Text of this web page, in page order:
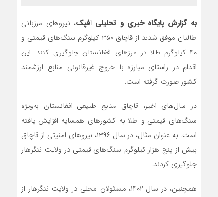
به گزارش پایگاه خبری و تحلیلی افپک، نیروهای مرزبانی
طالبان موفق شدند از قاچاق ۳۵۰ کیلوگرم سنگ‌های قیمتی و
۴۰ کیلوگرم طلا در مرزهای افغانستان جلوگیری کنند. این
اقدام در راستای مبارزه با خروج غیرقانونی منابع ارزشمند
کشور صورت گرفته است.
در سال‌های اخیر، قاچاق منابع طبیعی افغانستان به‌ویژه
سنگ‌های قیمتی و طلا به کشورهای همسایه افزایش یافته
است. به عنوان مثال، در سال ۱۳۹۶، نیروهای امنیتی از قاچاق
بیش از پنج هزار کیلوگرم سنگ‌های قیمتی در ولایت ننگرهار
جلوگیری کردند.
همچنین، در سال ۱۴۰۲، مسئولان محلی در ولایت ننگرهار از